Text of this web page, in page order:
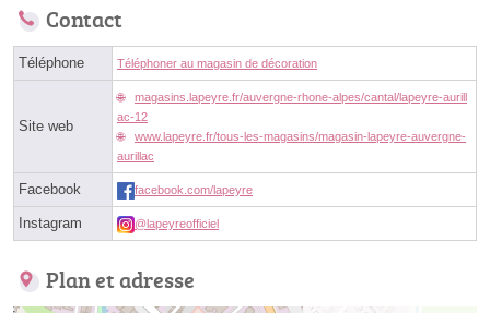
Contact
Téléphone Téléphoner au magasin de décoration
Site web
magasins.lapeyre.fr/auvergne-rhone-alpes/cantal/lapeyre-aurill
ac-12
www.lapeyre.fr/tous-les-magasins/magasin-lapeyre-auvergne-
aurillac
Facebook facebook.com/lapeyre
Instagram @lapeyreofficiel
Plan et adresse